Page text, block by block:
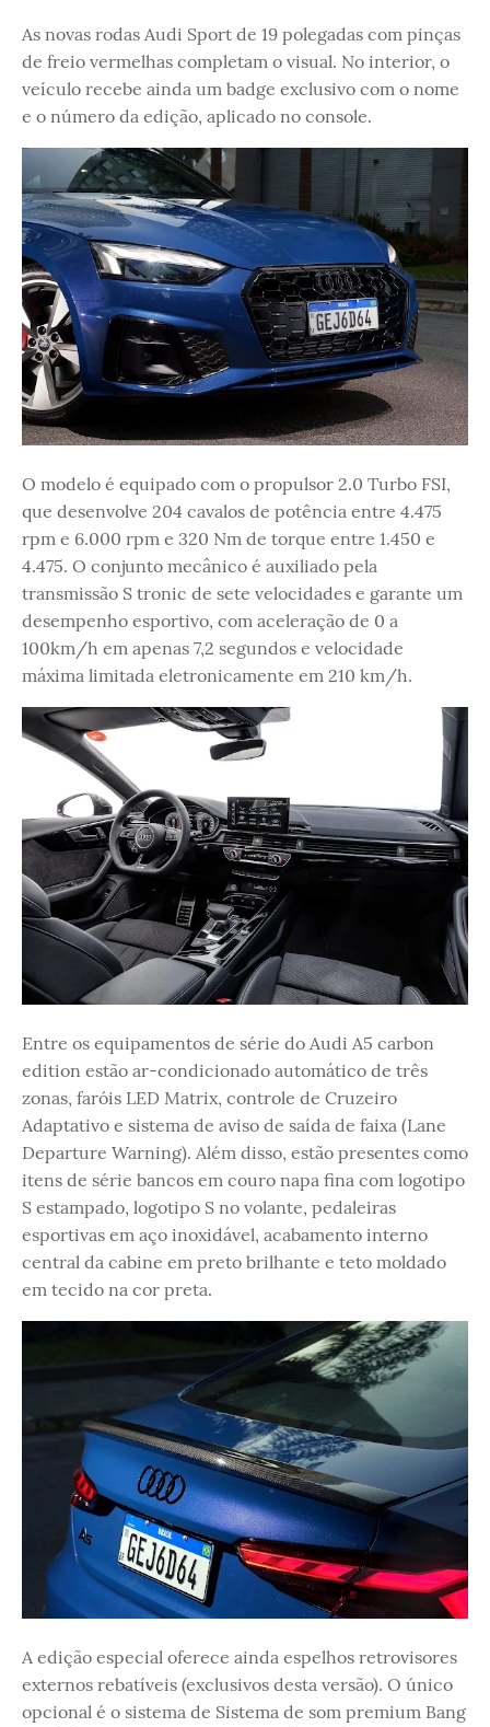
As novas rodas Audi Sport de 19 polegadas com pinças
de freio vermelhas completam o visual. No interior, o
veículo recebe ainda um badge exclusivo com o nome
e o número da edição, aplicado no console.
O modelo é equipado com o propulsor 2.0 Turbo FSI,
que desenvolve 204 cavalos de potência entre 4.475
rpm e 6.000 rpm e 320 Nm de torque entre 1.450 e
4.475. O conjunto mecânico é auxiliado pela
transmissão S tronic de sete velocidades e garante um
desempenho esportivo, com aceleração de 0 a
100km/h em apenas 7,2 segundos e velocidade
máxima limitada eletronicamente em 210 km/h.
Entre os equipamentos de série do Audi A5 carbon
edition estão ar-condicionado automático de três
zonas, faróis LED Matrix, controle de Cruzeiro
Adaptativo e sistema de aviso de saída de faixa (Lane
Departure Warning). Além disso, estão presentes como
itens de série bancos em couro napa fina com logotipo
S estampado, logotipo S no volante, pedaleiras
esportivas em aço inoxidável, acabamento interno
central da cabine em preto brilhante e teto moldado
em tecido na cor preta.
A edição especial oferece ainda espelhos retrovisores
externos rebatíveis (exclusivos desta versão). O único
opcional é o sistema de Sistema de som premium Bang